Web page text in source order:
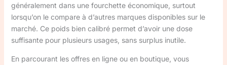
généralement dans une fourchette économique, surtout
lorsqu’on le compare à d’autres marques disponibles sur le
marché. Ce poids bien calibré permet d’avoir une dose
suffisante pour plusieurs usages, sans surplus inutile.
En parcourant les offres en ligne ou en boutique, vous